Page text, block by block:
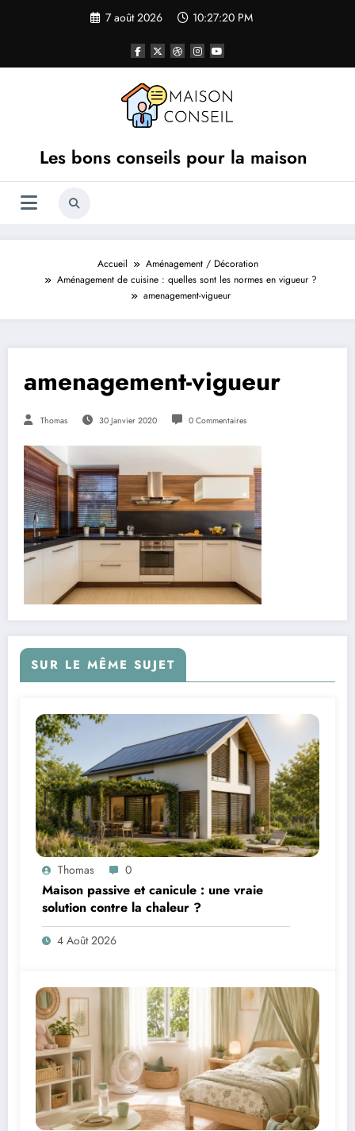
7 août 2026 10:27:20 PM
Les bons conseils pour la maison
Accueil
Aménagement / Décoration
Aménagement de cuisine : quelles sont les normes en vigueur ?
amenagement-vigueur
amenagement-vigueur
Thomas 30 Janvier 2020 0 Commentaires
SUR LE MÊME SUJET
Thomas 0
Maison passive et canicule : une vraie
solution contre la chaleur ?
4 Août 2026